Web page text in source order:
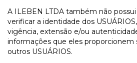
A ILEBEN LTDA também não
verificar a identidade dos
vigência, extensão e/ou
informações que eles proporcionem
outros USUÁRIOS.